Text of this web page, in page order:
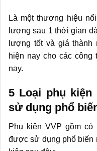
Là một thương hiệu
lượng sau 1 thời gian
lượng tốt và giá
hiện nay cho các
nay.
5 Loại phụ
sử dụng phổ
Phụ kiện VVP gồm có
được sử dụng phổ biến